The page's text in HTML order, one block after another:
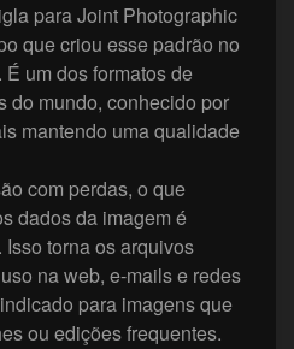
para Joint Photographic
que criou esse padrão no
um dos formatos de
do mundo, conhecido por
mantendo uma qualidade
com perdas, o que
dados da imagem é
torna os arquivos
na web, e-mails e redes
para imagens que
ou edições frequentes.